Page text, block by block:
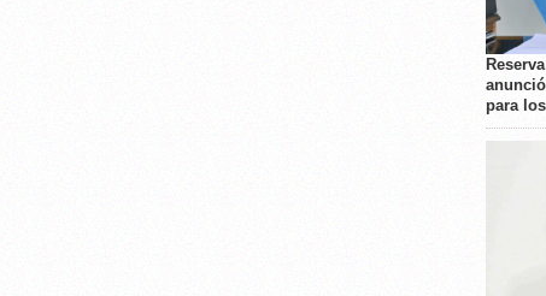
para